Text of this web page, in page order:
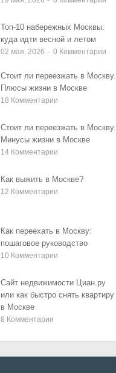
Топ-10 набережных Москвы:
куда идти весной и летом
02 мая, 2026 - 0 Комментарии
Стоит ли переезжать в Москву.
Плюсы жизни в Москве
18 Комментарии
Стоит ли переезжать в Москву.
Минусы жизни в Москве
14Комментарии
Как выжить в Москве?
12 Комментарии
Как переехать в Москву:
пошаговое руководство
10 Комментарии
Сайт недвижимости Циан.ру
или как быстро снять квартиру
в Москве
8 Комментарии